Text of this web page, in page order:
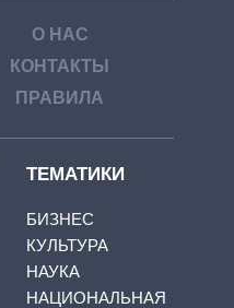
О НАС
КОНТАКТЫ
ПРАВИЛА
ТЕМАТИКИ
БИЗНЕС
КУЛЬТУРА
НАУКА
НАЦИОНАЛЬНАЯ